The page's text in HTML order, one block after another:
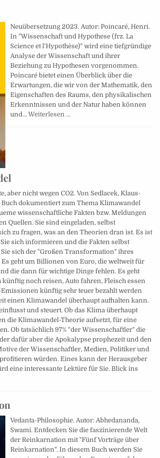
Neuübersetzung 2023. Autor: Poincaré, Henri.
In "Wissenschaft und Hypothese (frz. La
Science et l'Hypothèse)" wird eine tiefgründige
Analyse der Wissenschaft und ihrer
Beziehung zu Hypothesen vorgenommen.
Poincaré bietet einen Überblick über die
Erwartungen, die wir von der Mathematik, den
Eigenschaften des Raums, den physikalischen
Erkenntnissen und der Natur haben können
und…Weiterlesen …
aber nicht wegen CO2. Von Sedlacek, Klaus-
Buch dokumentiert zum Thema Klimawandel
wissenschaftliche Fakten bzw. Meldungen
Quellen. Sie sind eingeladen, selbst
zu fragen, was an den Theorien dran ist. Es ist
sich informieren und die Fakten selbst
sich der "Großen Transformation" ihres
geht um Billionen von Euro, die weltweit für
die dann für wichtige Dinge fehlen. Es geht
noch reisen, Auto fahren, Fleisch essen
künftig sehr teuer bezahlt werden
einen Klimawandel überhaupt aufhalten kann.
und steuert. Ob das Klima überhaupt
die Klimawandel-Theorie aufsetzt, für eine
Ob tatsächlich 97% "der Wissenschaftler" die
dafür aber die Apokalypse prophezeit und den
der Wissenschaftler, Medien, Politiker und
würden. Eines kann der Herausgeber
eine interessante Lektüre für Sie. Blick ins
Vedanta-Philosophie. Autor: Abhedananda,
Swami. Entdecken Sie die faszinierende Welt
der Reinkarnation mit "Fünf Vorträge über
Reinkarnation". In diesem Buch werden Sie